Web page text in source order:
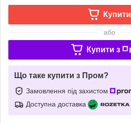
Купити
або
Купити з
Що таке купити з Пром?
Замовлення під захистом
Доступна доставка